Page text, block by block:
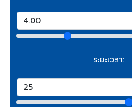
ระยะเวลา: